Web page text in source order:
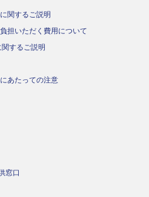
関するご説明
担いただく費用について
するご説明
あたっての注意
窓口